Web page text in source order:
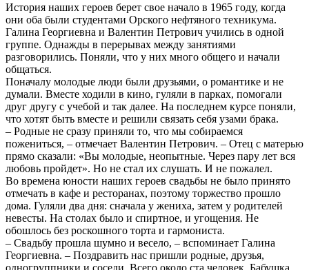
История наших героев берет свое начало в 1965 году, когда
они оба были студентами Орского нефтяного техникума.
Галина Георгиевна и Валентин Петрович учились в одной
группе. Однажды в перерывах между занятиями
разговорились. Поняли, что у них много общего и начали
общаться.
Поначалу молодые люди были друзьями, о романтике и не
думали. Вместе ходили в кино, гуляли в парках, помогали
друг другу с учебой и так далее. На последнем курсе поняли,
что хотят быть вместе и решили связать себя узами брака.
– Родные не сразу приняли то, что мы собираемся
пожениться, – отмечает Валентин Петрович. – Отец с матерью
прямо сказали: «Вы молодые, неопытные. Через пару лет вся
любовь пройдет». Но не стал их слушать. И не пожалел.
Во времена юности наших героев свадьбы не было принято
отмечать в кафе и ресторанах, поэтому торжество прошло
дома. Гуляли два дня: сначала у жениха, затем у родителей
невесты. На столах было и спиртное, и угощения. Не
обошлось без роскошного торта и гармониста.
– Свадьбу прошла шумно и весело, – вспоминает Галина
Георгиевна. – Поздравить нас пришли родные, друзья,
одногруппники и соседи. Всего около ста человек. Бабушка